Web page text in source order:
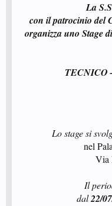
La
con il patrocinio del
organizza uno Stage
TECNICO
Lo stage si
nel
Via
Il
dal22/